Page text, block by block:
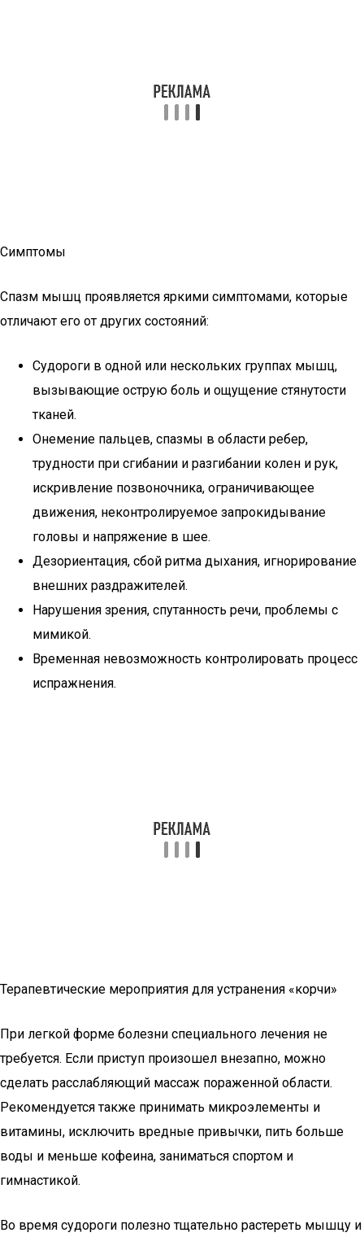
Симптомы
Спазм мышц проявляется яркими симптомами, которые
отличают его от других состояний:
Судороги в одной или нескольких группах мышц,
вызывающие острую боль и ощущение стянутости
тканей.
Онемение пальцев, спазмы в области ребер,
трудности при сгибании и разгибании колен и рук,
искривление позвоночника, ограничивающее
движения, неконтролируемое запрокидывание
головы и напряжение в шее.
Дезориентация, сбой ритма дыхания, игнорирование
внешних раздражителей.
Нарушения зрения, спутанность речи, проблемы с
мимикой.
Временная невозможность контролировать процесс
испражнения.
Терапевтические мероприятия для устранения «корчи»
При легкой форме болезни специального лечения не
требуется. Если приступ произошел внезапно, можно
сделать расслабляющий массаж пораженной области.
Рекомендуется также принимать микроэлементы и
витамины, исключить вредные привычки, пить больше
воды и меньше кофеина, заниматься спортом и
гимнастикой.
Во время судороги полезно тщательно растереть мышцу и